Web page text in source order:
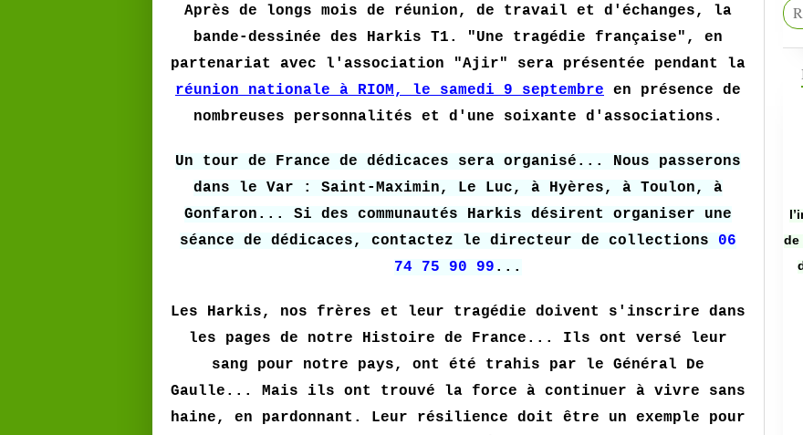
Après de longs mois de réunion, de travail et d'échanges, la
bande-dessinée des Harkis T1. "Une tragédie française", en
partenariat avec l'association "Ajir" sera présentée pendant la
réunion nationale à RIOM, le samedi 9 septembre en présence de
nombreuses personnalités et d'une soixante d'associations.
Un tour de France de dédicaces sera organisé... Nous passerons
dans le Var : Saint-Maximin, Le Luc, à Hyères, à Toulon, à
Gonfaron... Si des communautés Harkis désirent organiser une
séance de dédicaces, contactez le directeur de collections 06
74 75 90 99 ...
Les Harkis, nos frères et leur tragédie doivent s'inscrire dans
les pages de notre Histoire de France... Ils ont versé leur
sang pour notre pays, ont été trahis par le Général De
Gaulle... Mais ils ont trouvé la force à continuer à vivre sans
haine, en pardonnant. Leur résilience doit être un exemple pour
de